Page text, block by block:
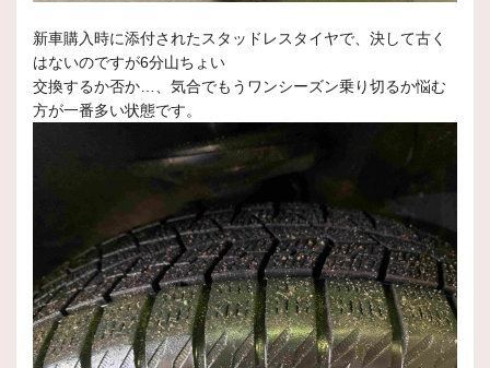
新車購入時に添付されたスタッドレスタイヤで、決して古く
はないのですが6分山ちょい
交換するか否か…、気合でもうワンシーズン乗り切るか悩む
方が一番多い状態です。